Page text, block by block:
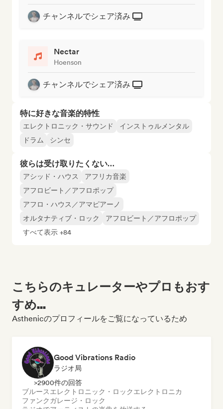
チャンネルでシェア済み
Nectar
Hoenson
チャンネルでシェア済み
特に好きな音楽的特性
エレクトロニック・サウンド
インストゥルメンタル
ドラム
シンセ
彼らは受け取りたくない…
アシッド・ハウス
アフリカ音楽
アフロビート／アフロポップ
アフロ・ハウス／アマピアーノ
オルタナティブ・ロック
アフロビート／アフロポップ
すべて表示 +84
こちらのキュレーターやプロもおす
すめ...
Asthenicのプロフィールをご覧になっているため
Good Vibrations Radio
ラジオ局
>2900件の回答
ブルースエレクトロニック・ロックエレクトロニカ
ファンクガレージ・ロック